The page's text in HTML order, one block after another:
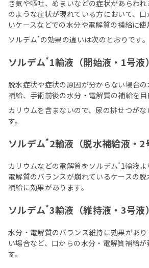
き気や嘔吐、めまいなどの症状があらわ
のような症状が現れている方において、
いケースなどでの水分や電解質の補給に使
ソルデム* の効果の違いは次のとおりです。
ソルデム*1輸液（開始液・1号液）
脱水症状や症状の原因が分からない場合
補給、手術前後の水分・電解質の補給を目
カリウムを含まないので、尿の排せつが
す。
ソルデム*2輸液（脱水補給液・2
カリウムなどの電解質をソルデム* 1輸液​よ
電解質のバランスが崩れているケースの
補給に効果があります。
ソルデム*3輸液（維持液・3号液）
水分・電解質のバランス維持に効果があ
い場合など、口からの水分・電解質補給
す。